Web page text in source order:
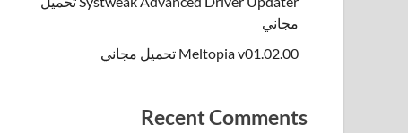
مجاني
Meltopia v01.02.00 تحميل مجاني
Recent Comments